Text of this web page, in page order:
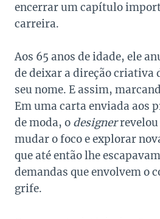
encerrar um capítulo
carreira.
Aos 65 anos de idade, ele
de deixar a direção criativa
seu nome. E assim,
Em uma carta enviada aos
de moda, o designerrevelou
mudar o foco e explorar
que até então lhe
demandas que envolvem o
grife.